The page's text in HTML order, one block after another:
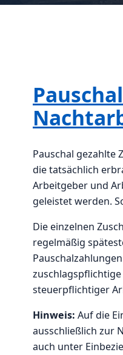
Pauschal gezahlte
die tatsächlich
Arbeitgeber und
geleistet werden.
Die einzelnen
regelmäßig
steuerpflichtiger
Hinweis: Auf die
ausschließlich zur
auch unter